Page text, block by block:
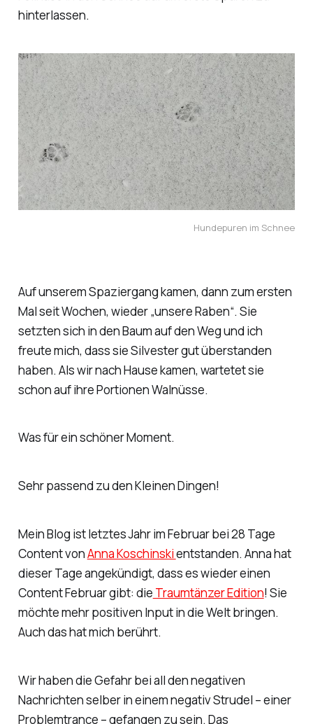
hinterlassen.
Hundepuren im Schnee
Auf unserem Spaziergang kamen, dann zum ersten
Mal seit Wochen, wieder „unsere Raben“. Sie
setzten sich in den Baum auf den Weg und ich
freute mich, dass sie Silvester gut überstanden
haben. Als wir nach Hause kamen, wartetet sie
schon auf ihre Portionen Walnüsse.
Was für ein schöner Moment.
Sehr passend zu den Kleinen Dingen!
Mein Blog ist letztes Jahr im Februar bei 28 Tage
Content vonAnna Koschinskientstanden. Anna hat
dieser Tage angekündigt, dass es wieder einen
Content Februar gibt: die Traumtänzer Edition! Sie
möchte mehr positiven Input in die Welt bringen.
Auch das hat mich berührt.
Wir haben die Gefahr bei all den negativen
Nachrichten selber in einem negativ Strudel – einer
Problemtrance – gefangen zu sein. Das